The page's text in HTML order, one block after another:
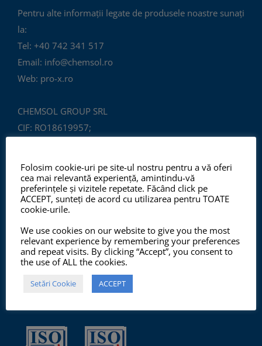
Pentru alte informații legate de produsele noastre sunați
la:
Tel: +40 742 341 517
Email: info@chemsol.ro
Web: pro-x.ro
CHEMSOL GROUP SRL
CIF: RO18619957;
București, C.P.: 010543
ROMÂNIA
Folosim cookie-uri pe site-ul nostru pentru a vă oferi
cea mai relevantă experiență, amintindu-vă
preferințele și vizitele repetate. Făcând click pe
ACCEPT, sunteți de acord cu utilizarea pentru TOATE
cookie-urile.
We use cookies on our website to give you the most
relevant experience by remembering your preferences
and repeat visits. By clicking “Accept”, you consent to
the use of ALL the cookies.
Setări Cookie ACCEPT